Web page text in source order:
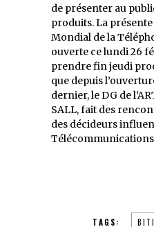
de présenter au
produits. La
Mondial de la
ouverte ce lundi 26
prendre fin jeudi
que depuis
dernier, le DG de
SALL, fait des
des décideurs
TAGS: